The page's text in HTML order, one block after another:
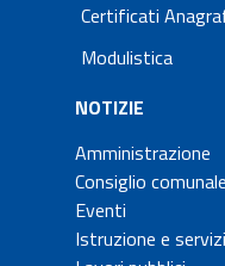
Certificati
Modulistica
NOTIZIE
Amministrazione
Consiglio comunale
Eventi
Istruzione e